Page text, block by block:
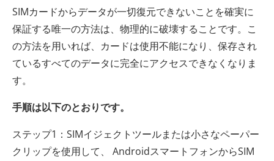
SIMカードからデータが一切復元できないことを確実に
保証する唯一の方法は、物理的に破壊することです。こ
の方法を用いれば、カードは使用不能になり、保存され
ているすべてのデータに完全にアクセスできなくなりま
す。
手順は以下のとおりです。
ステップ1：SIMイジェクトツールまたは小さなペーパー
クリップを使用して、 AndroidスマートフォンからSIM